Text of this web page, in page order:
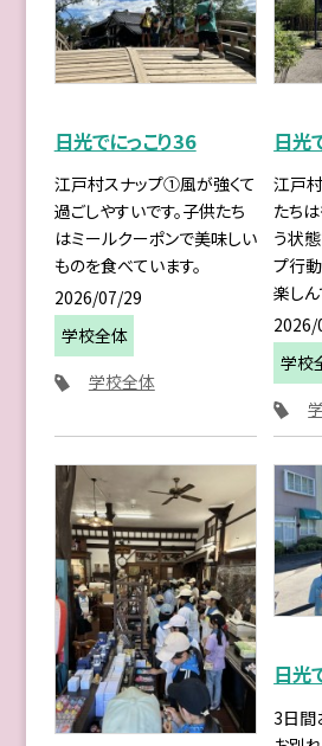
日光でにっこり36
江戸村スナップ①風が強くて
過ごしやすいです。子供たち
はミールクーポンで美味しい
ものを食べています。
2026/07/29
学校全体
学校全体
日光
江戸
たち
う状
プ行
楽しん
2026/
学校
日光
3日間